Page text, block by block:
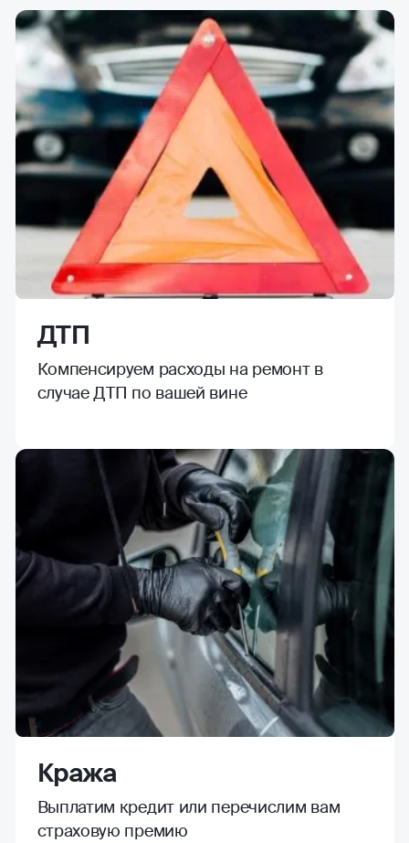
ДТП
Компенсируем расходы на ремонт в
случае ДТП по вашей вине
Кража
Выплатим кредит или перечислим вам
страховую премию